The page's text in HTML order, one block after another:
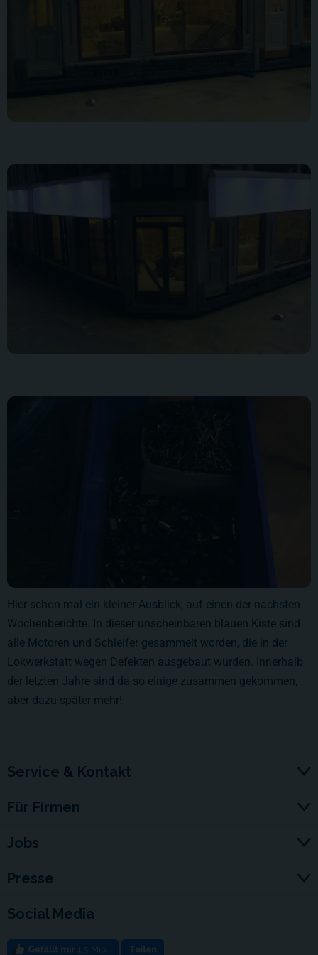
Hier schon mal ein kleiner Ausblick, auf einen der nächsten
Wochenberichte. In dieser unscheinbaren blauen Kiste sind
alle Motoren und Schleifer gesammelt worden, die in der
Lokwerkstatt wegen Defekten ausgebaut wurden. Innerhalb
der letzten Jahre sind da so einige zusammen gekommen,
aber dazu später mehr!
Service & Kontakt
Für Firmen
Jobs
Presse
Social Media